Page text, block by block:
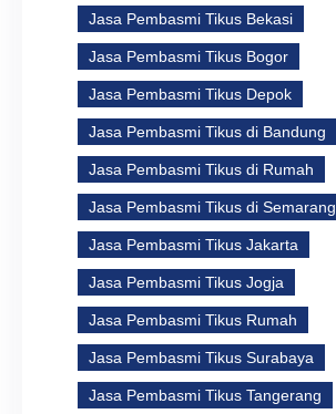
Jasa Pembasmi Tikus Bekasi
Jasa Pembasmi Tikus Bogor
Jasa Pembasmi Tikus Depok
Jasa Pembasmi Tikus di Bandung
Jasa Pembasmi Tikus di Rumah
Jasa Pembasmi Tikus di Semarang
Jasa Pembasmi Tikus Jakarta
Jasa Pembasmi Tikus Jogja
Jasa Pembasmi Tikus Rumah
Jasa Pembasmi Tikus Surabaya
Jasa Pembasmi Tikus Tangerang